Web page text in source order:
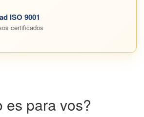
ISO 9001
certificados
es para vos?